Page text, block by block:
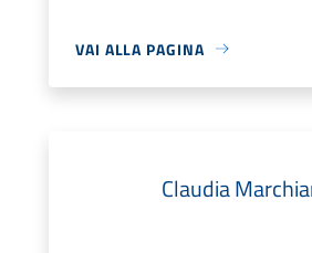
VAI ALLA PAGINA
Claudia